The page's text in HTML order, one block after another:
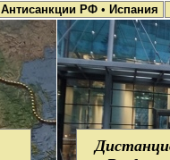
Антисанкции РФ • Испания